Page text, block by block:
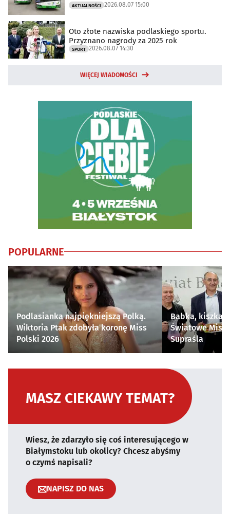
AKTUALNOŚCI 2026.08.07 15:00
Oto złote nazwiska podlaskiego sportu.
Przyznano nagrody za 2025 rok
SPORT 2026.08.07 14:30
WIĘCEJ WIADOMOŚCI
POPULARNE
Podlasianka najpiękniejszą Polką.
Wiktoria Ptak zdobyła koronę Miss
Polski 2026
Babka, kiszka i
Światowe
Supraśla
MASZ CIEKAWY TEMAT?
Wiesz, że zdarzyło się coś interesującego w
Białymstoku lub okolicy? Chcesz abyśmy
o czymś napisali?
NAPISZ DO NAS